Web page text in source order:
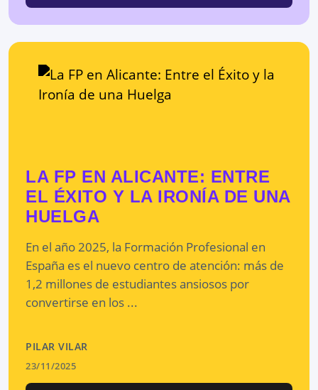
LA FP EN ALICANTE: ENTRE
EL ÉXITO Y LA IRONÍA DE UNA
HUELGA
En el año 2025, la Formación Profesional en
España es el nuevo centro de atención: más de
1,2 millones de estudiantes ansiosos por
convertirse en los ...
PILAR VILAR
23/11/2025